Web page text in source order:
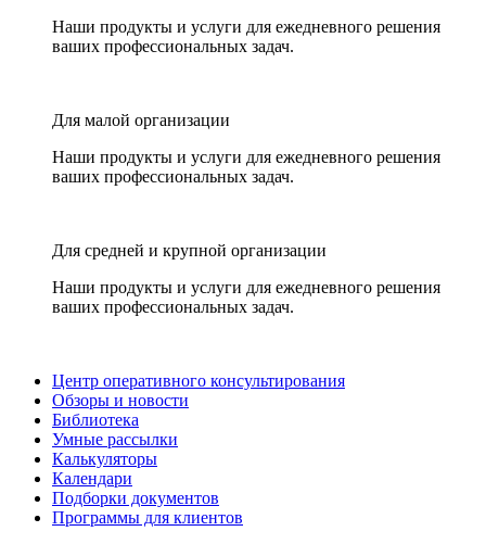
Наши продукты и услуги для ежедневного решения
ваших профессиональных задач.
Для малой организации
Наши продукты и услуги для ежедневного решения
ваших профессиональных задач.
Для средней и крупной организации
Наши продукты и услуги для ежедневного решения
ваших профессиональных задач.
Центр оперативного консультирования
Обзоры и новости
Библиотека
Умные рассылки
Калькуляторы
Календари
Подборки документов
Программы для клиентов